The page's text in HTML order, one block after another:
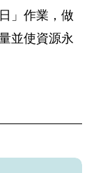
」作業，做
並使資源永